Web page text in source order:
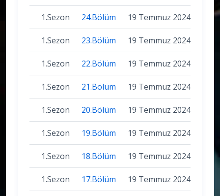
1.Sezon 24.Bölüm 19 Temmuz 2024
1.Sezon 23.Bölüm 19 Temmuz 2024
1.Sezon 22.Bölüm 19 Temmuz 2024
1.Sezon 21.Bölüm 19 Temmuz 2024
1.Sezon 20.Bölüm 19 Temmuz 2024
1.Sezon 19.Bölüm 19 Temmuz 2024
1.Sezon 18.Bölüm 19 Temmuz 2024
1.Sezon 17.Bölüm 19 Temmuz 2024